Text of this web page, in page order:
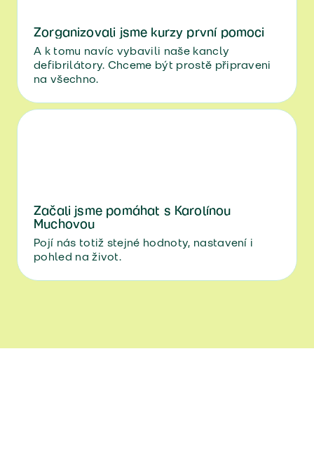
Zorganizovali jsme kurzy první pomoci
A k tomu navíc vybavili naše kancly
defibrilátory. Chceme být prostě připraveni
na všechno.
Začali jsme pomáhat s Karolínou
Muchovou
Pojí nás totiž stejné hodnoty, nastavení i
pohled na život.